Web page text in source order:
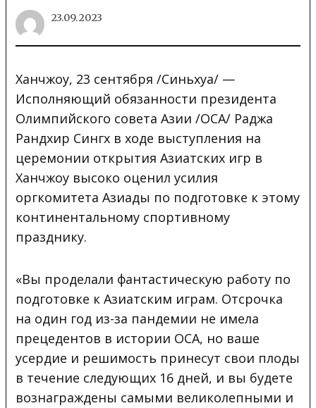
23.09.2023
Ханчжоу, 23 сентября /Синьхуа/ —
Исполняющий обязанности президента
Олимпийского совета Азии /ОСА/ Раджа
Рандхир Сингх в ходе выступления на
церемонии открытия Азиатских игр в
Ханчжоу высоко оценил усилия
оргкомитета Азиады по подготовке к этому
континентальному спортивному
празднику.
«Вы проделали фантастическую работу по
подготовке к Азиатским играм. Отсрочка
на один год из-за пандемии не имела
прецедентов в истории ОСА, но ваше
усердие и решимость принесут свои плоды
в течение следующих 16 дней, и вы будете
вознаграждены самыми великолепными и